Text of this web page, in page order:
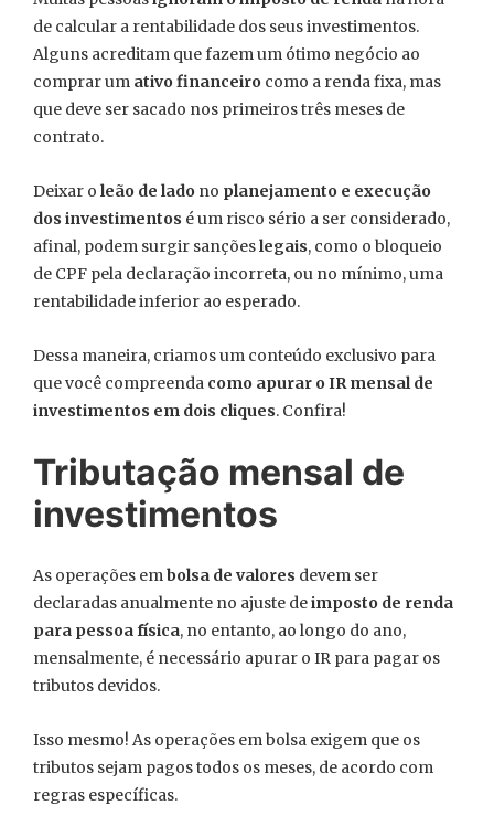
de calcular a rentabilidade dos seus investimentos.
Alguns acreditam que fazem um ótimo negócio ao
comprar um ativo financeiro como a renda fixa, mas
que deve ser sacado nos primeiros três meses de
contrato.
Deixar o leão de lado no planejamento e execução
dos investimentos é um risco sério a ser considerado,
afinal, podem surgir sançõeslegais, como o bloqueio
de CPF pela declaração incorreta, ou no mínimo, uma
rentabilidade inferior ao esperado.
Dessa maneira, criamos um conteúdo exclusivo para
que você compreenda como apurar o IR mensal de
investimentos em dois cliques. Confira!
Tributação mensal de
investimentos
As operações embolsa de valores devem ser
declaradas anualmente no ajuste deimposto de renda
para pessoa física, no entanto, ao longo do ano,
mensalmente, é necessário apurar o IR para pagar os
tributos devidos.
Isso mesmo! As operações em bolsa exigem que os
tributos sejam pagos todos os meses, de acordo com
regras específicas.